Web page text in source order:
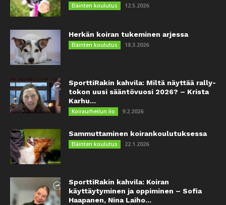
Eläinten koulutus 12.5.2026
Herkän koiran tukeminen arjessa
Eläinten koulutus 18.3.2026
SporttiRakin kahvila: Miltä näyttää rally-
tokon uusi sääntövuosi 2026? – Krista
Karhu...
Koiraurheilun ilo 9.2.2026
Sammuttaminen koirankoulutuksessa
Eläinten koulutus 22.1.2026
SporttiRakin kahvila: Koiran
käyttäytyminen ja oppiminen – Sofia
Haapanen, Nina Laiho...